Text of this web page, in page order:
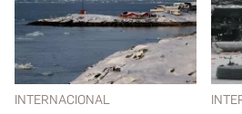
INTERNACIONAL